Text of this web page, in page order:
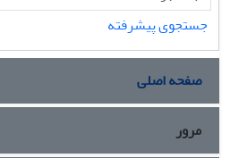
جستجوی پیشرفته
صفحه اصلی
مرور